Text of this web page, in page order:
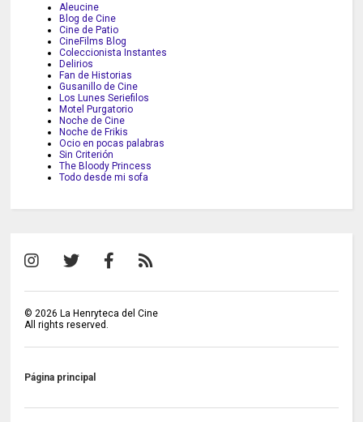
Aleucine
Blog de Cine
Cine de Patio
CineFilms Blog
Coleccionista Instantes
Delirios
Fan de Historias
Gusanillo de Cine
Los Lunes Seriefilos
Motel Purgatorio
Noche de Cine
Noche de Frikis
Ocio en pocas palabras
Sin Criterión
The Bloody Princess
Todo desde mi sofa
© 2026 La Henryteca del Cine
All rights reserved.
Página principal